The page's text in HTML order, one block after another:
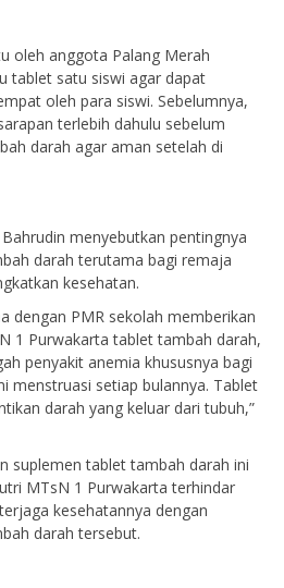
oleh anggota Palang Merah
tablet satu siswi agar dapat
oleh para siswi. Sebelumnya,
terlebih dahulu sebelum
darah agar aman setelah di
menyebutkan pentingnya
darah terutama bagi remaja
kesehatan.
dengan PMR sekolah memberikan
1 Purwakarta tablet tambah darah,
penyakit anemia khususnya bagi
menstruasi setiap bulannya. Tablet
darah yang keluar dari tubuh,”
suplemen tablet tambah darah ini
MTsN 1 Purwakarta terhindar
kesehatannya dengan
darah tersebut.